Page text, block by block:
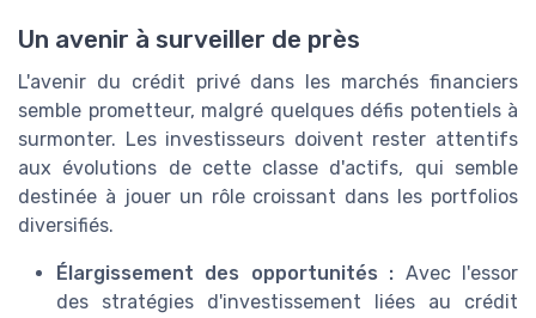
Un avenir à surveiller de près
L'avenir du crédit privé dans les marchés financiers
semble prometteur, malgré quelques défis potentiels à
surmonter. Les investisseurs doivent rester attentifs
aux évolutions de cette classe d'actifs, qui semble
destinée à jouer un rôle croissant dans les portfolios
diversifiés.
Élargissement des opportunités : Avec l'essor
des stratégies d'investissement liées au crédit